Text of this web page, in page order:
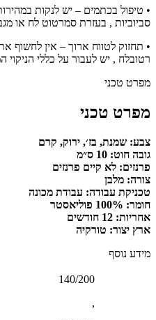
• טיפול בכתמים – יש לנקות
סביוביות , בעזרת סמרטוט לח או
• תחזוק לטווח ארוך – אין לחשוף
רטובלח , יש לעבור על כללי הניקוי
מפרט טכני
מפרט טכני
צבע: שמנת, בז׳, ירוק, קרם
גובה חוט: 10 ס״מ
פרנזים: לא קיים פרנזים
צורה: מלבן
טכניקת עבודה: עבודת מכונה
חומר: 100% פוליאסטר
אחריות: 12 חודשים
ארץ יצור: טורקיה
מידע נוסף
140/200
,